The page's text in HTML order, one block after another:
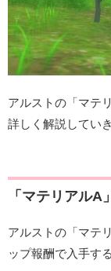
アルストの「マテ
詳しく解説してい
「マテリアルA
アルストの「マテ
ップ報酬で入手す